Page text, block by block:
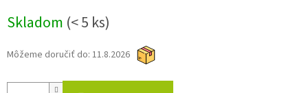
cena:
Skladom (< 5 ks)
Môžeme doručiť do: 11.8.2026